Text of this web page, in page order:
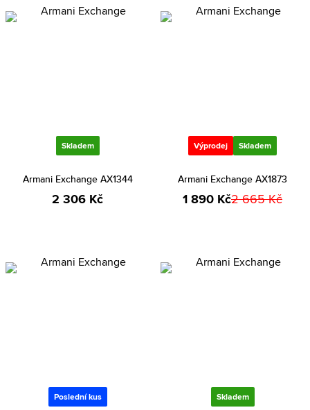
Skladem
Armani Exchange AX1344
2 306 Kč
Výprodej Skladem
Armani Exchange AX1873
1 890 Kč2 665 Kč
Poslední kus Skladem